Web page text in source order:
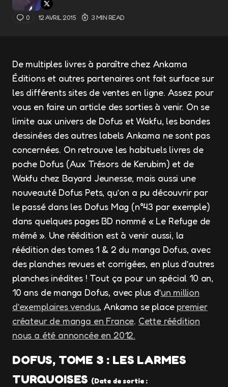
0 12 AVRIL 2015 3 MIN READ
De multiples livres à paraître chez Ankama
Éditions et autres partenaires ont fait surface sur
les différents sites de ventes en ligne. Assez pour
vous en faire un article des sorties à venir. On se
limite aux univers de Dofus et Wakfu, les bandes
dessinées des autres labels Ankama ne sont pas
concernées. On retrouve les habituels livres de
poche Dofus (Aux Trésors de Kerubim) et de
Wakfu chez Bayard Jeunesse, mais aussi une
nouveauté Dofus Pets, qu’on a pu découvrir par
le passé dans les Dofus Mag (n°43 par exemple)
dans quelques pages BD nommé « Le Refuge de
mémé ». Une réédition est à venir aussi, la
réédition des tomes 1 & 2 du manga Dofus, avec
des planches revues et corrigées, en plus d’autres
planches inédites ! Tout ça pour un spécial 10 an,
10 ans de manga Dofus, avec plus d’un million
d’exemplaires vendus, Ankama se place premier
créateur de manga en France. Cette réédition
nous a été annoncée en 2012.
DOFUS, TOME 3 : LES LARMES
TURQUOISES (Date de sortie :